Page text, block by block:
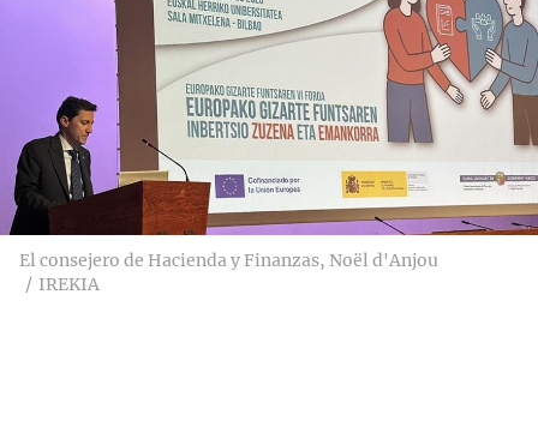
El consejero de Hacienda y Finanzas, Noël d'Anjou
IREKIA